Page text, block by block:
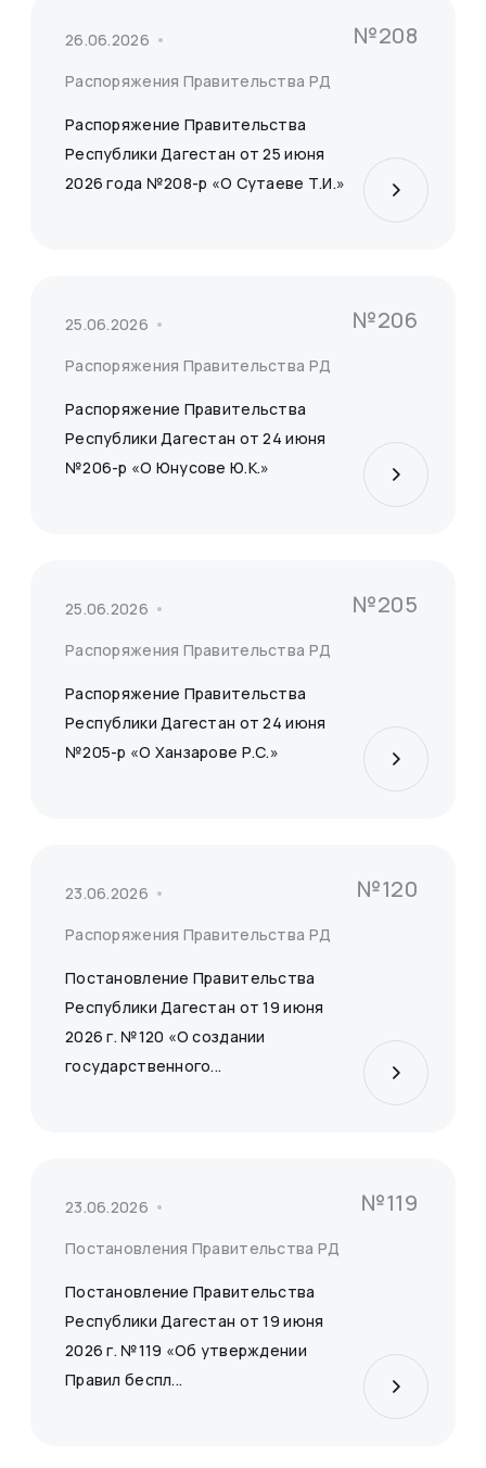
26.06.2026
Распоряжения Правительства РД
№208
Распоряжение Правительства
Республики Дагестан от 25 июня
2026 года №208-р «О Сутаеве Т.И.»
25.06.2026
Распоряжения Правительства РД
№206
Распоряжение Правительства
Республики Дагестан от 24 июня
№206-р «О Юнусове Ю.К.»
25.06.2026
Распоряжения Правительства РД
№205
Распоряжение Правительства
Республики Дагестан от 24 июня
№205-р «О Ханзарове Р.С.»
23.06.2026
Распоряжения Правительства РД
№120
Постановление Правительства
Республики Дагестан от 19 июня
2026 г. №120 «О создании
государственного...
23.06.2026
Постановления Правительства РД
№119
Постановление Правительства
Республики Дагестан от 19 июня
2026 г. №119 «Об утверждении
Правил беспл...